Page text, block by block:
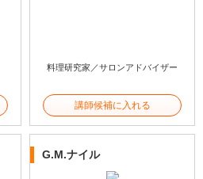
料理研究家／サロンアドバイザー
講師候補に入れる
G.M.ナイル